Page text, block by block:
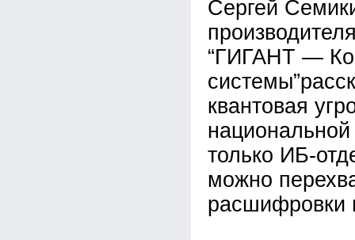
Сергей
“ГИГАНТ —
квантовая
только ИБ-
можно
расшифровки